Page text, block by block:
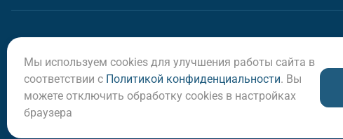
© ООО «Регион-Сервис», 2026
Мы используем cookies для улучшения работы сайта в
соответствии с Политикой конфиденциальности. Вы
можете отключить обработку cookies в настройках
браузера